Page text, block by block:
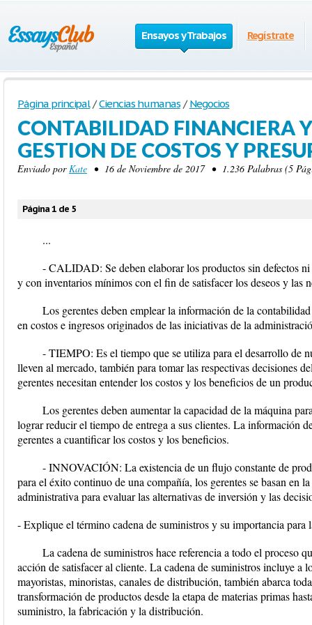
Ensayos y Trabajos Regístrate
Página principal / Ciencias humanas / Negocios
CONTABILIDAD FINANCIERA
GESTION DE COSTOS Y
Enviado porKate • 16 de Noviembre de 2017 • 1.236 Palabras (5
Página 1 de 5
...
- CALIDAD: Se deben elaborar los productos sin defectos
y con inventarios mínimos con el fin de satisfacer los deseos y las
Los gerentes deben emplear la información de la
en costos e ingresos originados de las iniciativas de la
- TIEMPO: Es el tiempo que se utiliza para el desarrollo de
lleven al mercado, también para tomar las respectivas decisiones
gerentes necesitan entender los costos y los beneficios de un
Los gerentes deben aumentar la capacidad de la máquina
lograr reducir el tiempo de entrega a sus clientes. La información
gerentes a cuantificar los costos y los beneficios.
- INNOVACIÓN: La existencia de un flujo constante de
para el éxito continuo de una compañía, los gerentes se basan en
administrativa para evaluar las alternativas de inversión y las
- Explique el término cadena de suministros y su importancia para
La cadena de suministros hace referencia a todo el proceso
acción de satisfacer al cliente. La cadena de suministros incluye a
mayoristas, minoristas, canales de distribución, también abarca
transformación de productos desde la etapa de materias primas
suministro, la fabricación y la distribución.